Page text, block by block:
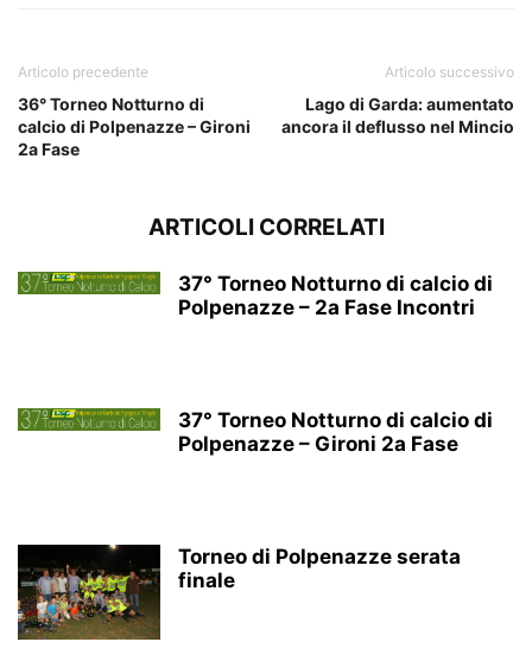
Articolo precedente
36° Torneo Notturno di
calcio di Polpenazze – Gironi
2a Fase
Articolo successivo
Lago di Garda: aumentato
ancora il deflusso nel Mincio
ARTICOLI CORRELATI
37° Torneo Notturno di calcio di
Polpenazze – 2a Fase Incontri
37° Torneo Notturno di calcio di
Polpenazze – Gironi 2a Fase
Torneo di Polpenazze serata
finale